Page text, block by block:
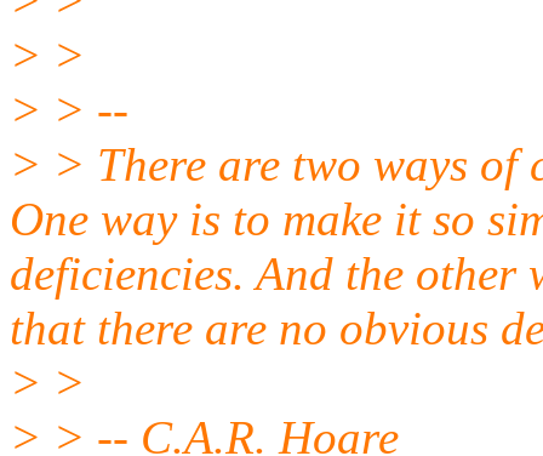
> >
> > --
> > There are two ways of
One way is to make it so
deficiencies. And the other
that there are no obvious
> >
> > -- C.A.R. Hoare